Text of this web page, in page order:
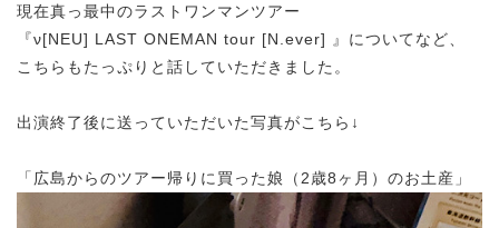
現在真っ最中のラストワンマンツアー
『ν[NEU] LAST ONEMAN tour [N.ever] 』についてなど、
こちらもたっぷりと話していただきました。
出演終了後に送っていただいた写真がこちら↓
「広島からのツアー帰りに買った娘（2歳8ヶ月）のお土産」